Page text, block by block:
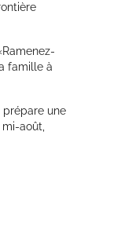
famille à
prépare une
août,